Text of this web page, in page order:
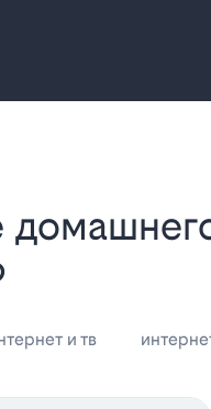
и тв